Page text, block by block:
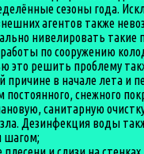
сезоны года.
агентов также
нивелировать такие
по сооружению
это решить проблему
причине в начале лета и
постоянного, снежного
санитарную
Дезинфекция воды
шагом;